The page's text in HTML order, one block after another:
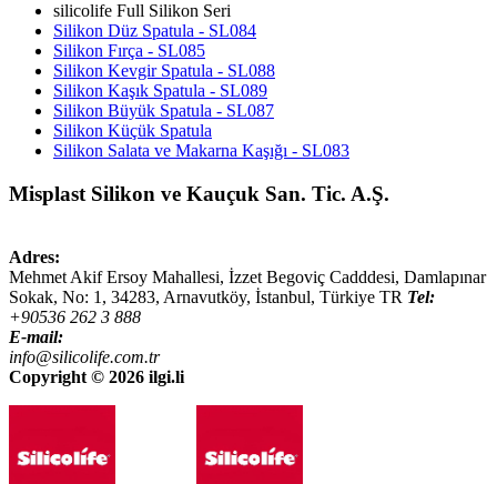
silicolife Full Silikon Seri
Silikon Düz Spatula - SL084
Silikon Fırça - SL085
Silikon Kevgir Spatula - SL088
Silikon Kaşık Spatula - SL089
Silikon Büyük Spatula - SL087
Silikon Küçük Spatula
Silikon Salata ve Makarna Kaşığı - SL083
Misplast Silikon ve Kauçuk San. Tic. A.Ş.
Adres:
Mehmet Akif Ersoy Mahallesi, İzzet Begoviç Cadddesi, Damlapınar
Sokak, No: 1, 34283, Arnavutköy, İstanbul, Türkiye TR Tel:
+90536 262 3 888
E-mail:
info@silicolife.com.tr
Copyright © 2026 ilgi.li